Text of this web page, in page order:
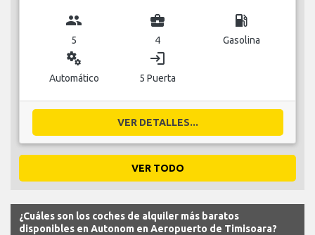
group
5
business_center
4
local_gas_station
Gasolina
miscellaneous_services
Automático
login
5 Puerta
VER DETALLES...
VER TODO
¿Cuáles son los coches de alquiler más baratos
disponibles en Autonom en Aeropuerto de Timisoara?